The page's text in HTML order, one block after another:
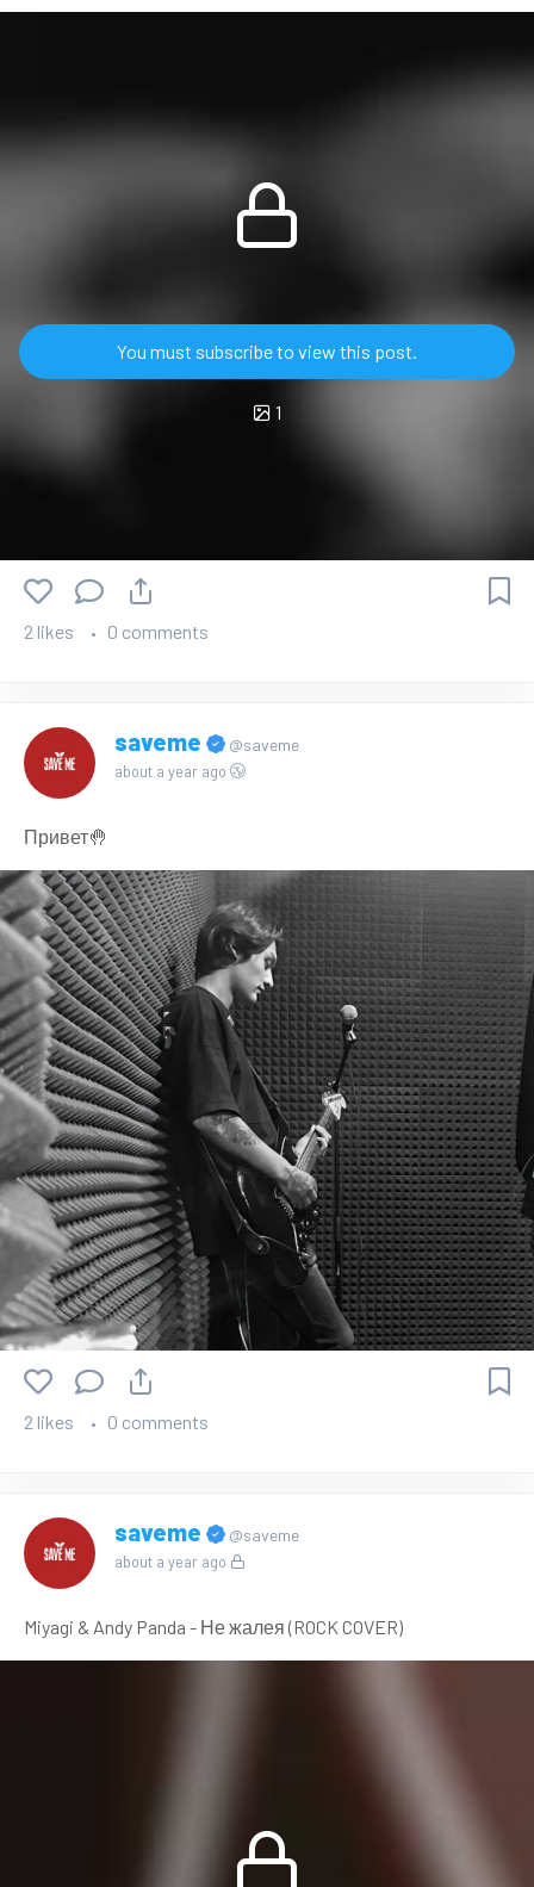
You must subscribe to view this post.
1
2 likes 0 comments
saveme @saveme
about a year ago
Привет🤚
2 likes 0 comments
saveme @saveme
about a year ago
Miyagi & Andy Panda - Не жалея (ROCK COVER)